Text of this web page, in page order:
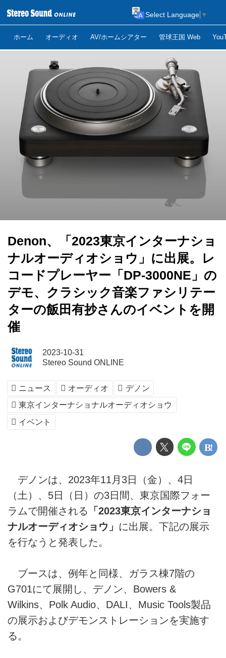
ホーム オーディオ AV/ホームシアター 管球王国 Web
Select Language ▼
Denon、「2023東京インターナショ
ナルオーディオショウ」に出展。レ
コードプレーヤー「DP-3000NE」の
デモ、クラシック音楽ファシリテー
ターの飯田有抄さんのイベントを開
催
2023-10-31
Stereo Sound ONLINE
ニュース オーディオ
デノン
東京インターナショナルオーディオショウ
イベント
デノンは、2023年11月3日（金）、4日
（土）、5日（日）の3日間、東京国際フォー
ラムで開催される 「2023東京インターナショ
ナルオーディオショウ」 に出展。下記の展示
を行なうと発表した。
ブースは、例年と同様、ガラス棟7階の
G701にて展開し、デノン、Bowers &
Wilkins、Polk Audio、DALI、Music Tools製品
の展示およびデモンストレーションを実施す
る。